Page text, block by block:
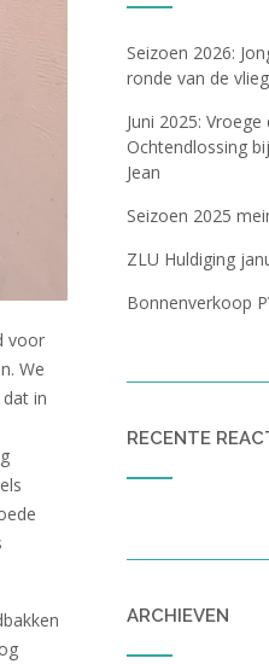
voor
We
in
Seizoen 2026:
ronde van de
Juni 2025:
Ochtendlossing
Jean
Seizoen 2025
ZLU Huldiging
Bonnenverkoop
RECENTE
ARCHIEVEN